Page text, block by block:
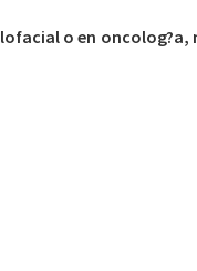
o en oncolog?a,